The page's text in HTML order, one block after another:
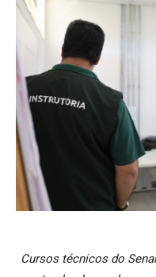
Cursos técnicos do